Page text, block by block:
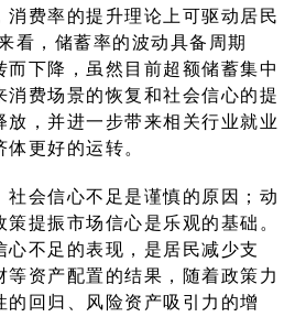
消费率的提升理论上可驱动居民
看，储蓄率的波动具备周期
而下降，虽然目前超额储蓄集中
消费场景的恢复和社会信心的提
放，并进一步带来相关行业就业
更好的运转。
社会信心不足是谨慎的原因；动
提振市场信心是乐观的基础。
心不足的表现，是居民减少支
等资产配置的结果，随着政策力
的回归、风险资产吸引力的增